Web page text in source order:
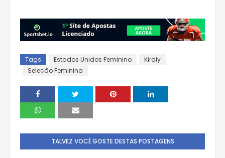
Tags Estados Unidos Feminino
Kiraly
Seleção Feminina
TALVEZ VOCÊ GOSTE DESTAS POSTAGENS